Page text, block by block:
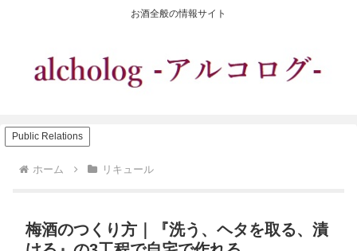
お酒全般の情報サイト
Public Relations
ホーム リキュール
梅酒のつくり方｜『洗う、ヘタを取る、漬